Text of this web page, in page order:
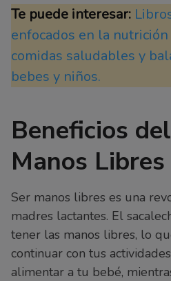
Te puede interesar:
enfocados en la
comidas saludables y
bebes y niños.
Beneficios
Manos Libres
Ser manos libres es una
madres lactantes. El
tener las manos libres, lo
continuar con tus
alimentar a tu bebé,